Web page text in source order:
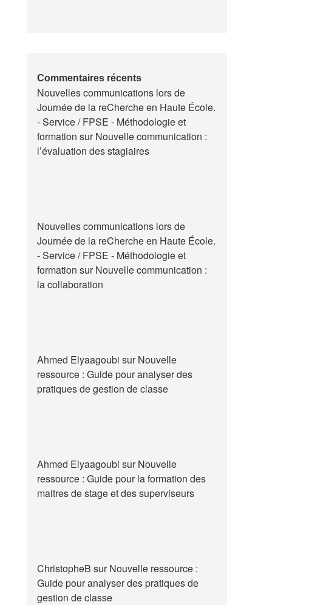
stage
en
Belgique
Commentaires récents
Nouvelles communications lors de
Journée de la reCherche en Haute École.
- Service / FPSE - Méthodologie et
formation surNouvelle communication :
l’évaluation des stagiaires
Nouvelles communications lors de
Journée de la reCherche en Haute École.
- Service / FPSE - Méthodologie et
formation surNouvelle communication :
la collaboration
Ahmed Elyaagoubi surNouvelle
ressource : Guide pour analyser des
pratiques de gestion de classe
Ahmed Elyaagoubi surNouvelle
ressource : Guide pour la formation des
maitres de stage et des superviseurs
ChristopheB surNouvelle ressource :
Guide pour analyser des pratiques de
gestion de classe